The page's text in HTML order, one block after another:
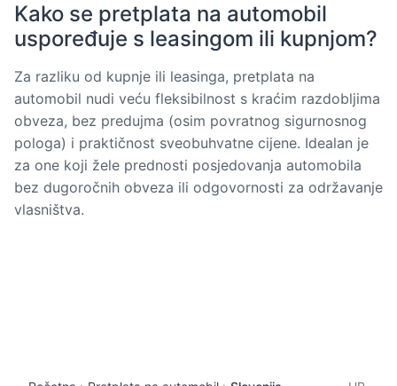
Kako se pretplata na automobil
uspoređuje s leasingom ili kupnjom?
Za razliku od kupnje ili leasinga, pretplata na
automobil nudi veću fleksibilnost s kraćim razdobljima
obveza, bez predujma (osim povratnog sigurnosnog
pologa) i praktičnost sveobuhvatne cijene. Idealan je
za one koji žele prednosti posjedovanja automobila
bez dugoročnih obveza ili odgovornosti za održavanje
vlasništva.